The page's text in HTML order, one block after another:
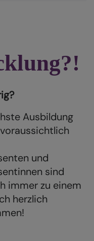
Ausbildung
und
sind
immer zu einem
herzlich